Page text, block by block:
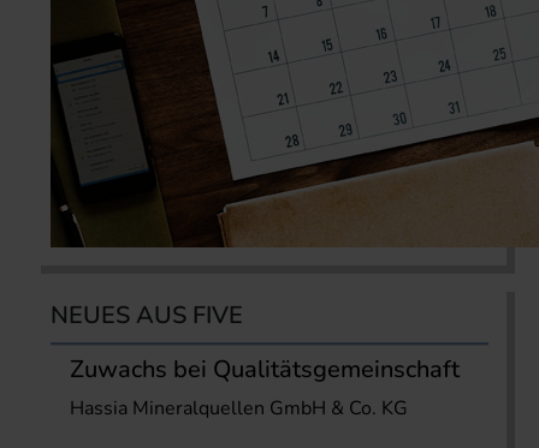
NEUES AUS FIVE
Zuwachs bei Qualitätsgemeinschaft
Hassia Mineralquellen GmbH & Co. KG